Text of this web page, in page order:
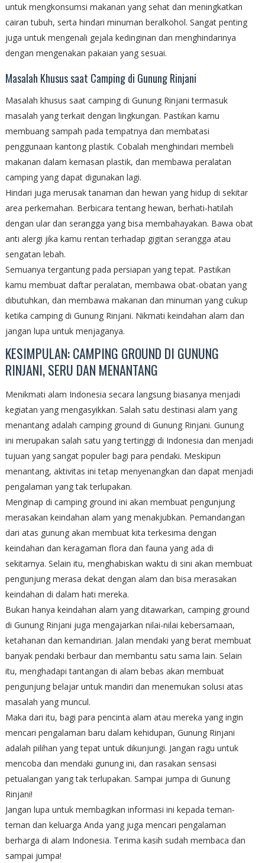
untuk mengkonsumsi makanan yang sehat dan meningkatkan
cairan tubuh, serta hindari minuman beralkohol. Sangat penting
juga untuk mengenali gejala kedinginan dan menghindarinya
dengan mengenakan pakaian yang sesuai.
Masalah Khusus saat Camping di Gunung Rinjani
Masalah khusus saat camping di Gunung Rinjani termasuk
masalah yang terkait dengan lingkungan. Pastikan kamu
membuang sampah pada tempatnya dan membatasi
penggunaan kantong plastik. Cobalah menghindari membeli
makanan dalam kemasan plastik, dan membawa peralatan
camping yang dapat digunakan lagi.
Hindari juga merusak tanaman dan hewan yang hidup di sekitar
area perkemahan. Berbicara tentang hewan, berhati-hatilah
dengan ular dan serangga yang bisa membahayakan. Bawa obat
anti alergi jika kamu rentan terhadap gigitan serangga atau
sengatan lebah.
Semuanya tergantung pada persiapan yang tepat. Pastikan
kamu membuat daftar peralatan, membawa obat-obatan yang
dibutuhkan, dan membawa makanan dan minuman yang cukup
ketika camping di Gunung Rinjani. Nikmati keindahan alam dan
jangan lupa untuk menjaganya.
KESIMPULAN: CAMPING GROUND DI GUNUNG
RINJANI, SERU DAN MENANTANG
Menikmati alam Indonesia secara langsung biasanya menjadi
kegiatan yang mengasyikkan. Salah satu destinasi alam yang
menantang adalah camping ground di Gunung Rinjani. Gunung
ini merupakan salah satu yang tertinggi di Indonesia dan menjadi
tujuan yang sangat populer bagi para pendaki. Meskipun
menantang, aktivitas ini tetap menyenangkan dan dapat menjadi
pengalaman yang tak terlupakan.
Menginap di camping ground ini akan membuat pengunjung
merasakan keindahan alam yang menakjubkan. Pemandangan
dari atas gunung akan membuat kita terkesima dengan
keindahan dan keragaman flora dan fauna yang ada di
sekitarnya. Selain itu, menghabiskan waktu di sini akan membuat
pengunjung merasa dekat dengan alam dan bisa merasakan
keindahan di dalam hati mereka.
Bukan hanya keindahan alam yang ditawarkan, camping ground
di Gunung Rinjani juga mengajarkan nilai-nilai kebersamaan,
ketahanan dan kemandirian. Jalan mendaki yang berat membuat
banyak pendaki berbaur dan membantu satu sama lain. Selain
itu, menghadapi tantangan di alam bebas akan membuat
pengunjung belajar untuk mandiri dan menemukan solusi atas
masalah yang muncul.
Maka dari itu, bagi para pencinta alam atau mereka yang ingin
mencari pengalaman baru dalam kehidupan, Gunung Rinjani
adalah pilihan yang tepat untuk dikunjungi. Jangan ragu untuk
mencoba dan mendaki gunung ini, dan rasakan sensasi
petualangan yang tak terlupakan. Sampai jumpa di Gunung
Rinjani!
Jangan lupa untuk membagikan informasi ini kepada teman-
teman dan keluarga Anda yang juga mencari pengalaman
berharga di alam Indonesia. Terima kasih sudah membaca dan
sampai jumpa!